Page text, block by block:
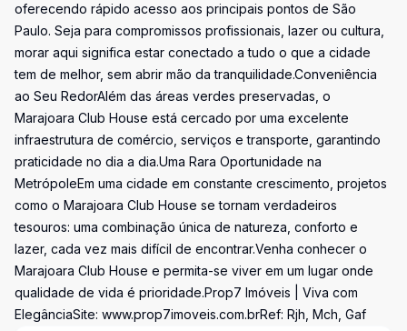
oferecendo rápido acesso aos principais pontos de São
Paulo. Seja para compromissos profissionais, lazer ou cultura,
morar aqui significa estar conectado a tudo o que a cidade
tem de melhor, sem abrir mão da tranquilidade.Conveniência
ao Seu RedorAlém das áreas verdes preservadas, o
Marajoara Club House está cercado por uma excelente
infraestrutura de comércio, serviços e transporte, garantindo
praticidade no dia a dia.Uma Rara Oportunidade na
MetrópoleEm uma cidade em constante crescimento, projetos
como o Marajoara Club House se tornam verdadeiros
tesouros: uma combinação única de natureza, conforto e
lazer, cada vez mais difícil de encontrar.Venha conhecer o
Marajoara Club House e permita-se viver em um lugar onde
qualidade de vida é prioridade.Prop7 Imóveis | Viva com
ElegânciaSite: www.prop7imoveis.com.brRef: Rjh, Mch, Gaf